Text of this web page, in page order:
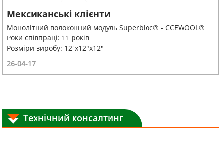
Мексиканські клієнти
Монолітний волоконний модуль Superbloc® - CCEWOOL®
Роки співпраці: 11 років
Розміри виробу: 12"x12"x12"
26-04-17
Технічний консалтинг